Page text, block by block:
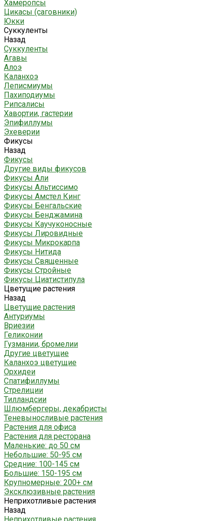
Хамеропсы
Цикасы (саговники)
Юкки
Суккуленты
Назад
Суккуленты
Агавы
Алоэ
Каланхоэ
Леписмиумы
Пахиподиумы
Рипсалисы
Хавортии, гастерии
Эпифиллумы
Эхеверии
Фикусы
Назад
Фикусы
Другие виды фикусов
Фикусы Али
Фикусы Альтиссимо
Фикусы Амстел Кинг
Фикусы Бенгальские
Фикусы Бенджамина
Фикусы Каучуконосные
Фикусы Лировидные
Фикусы Микрокарпа
Фикусы Нитида
Фикусы Священные
Фикусы Стройные
Фикусы Циатистипула
Цветущие растения
Назад
Цветущие растения
Антуриумы
Вриезии
Геликонии
Гузмании, бромелии
Другие цветущие
Каланхоэ цветущие
Орхидеи
Спатифиллумы
Стрелиции
Тилландсии
Шлюмбергеры, декабристы
Теневыносливые растения
Растения для офиса
Растения для ресторана
Маленькие: до 50 см
Небольшие: 50-95 см
Средние: 100-145 см
Большие: 150-195 см
Крупномерные: 200+ см
Эксклюзивные растения
Неприхотливые растения
Назад